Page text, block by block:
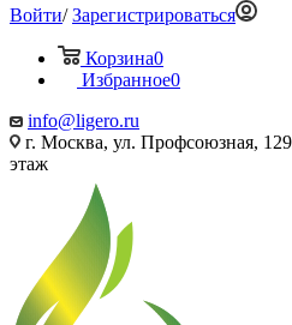
Войти/Зарегистрироваться
Корзина0
Избранное0
info@ligero.ru
г. Москва, ул. Профсоюзная,
этаж